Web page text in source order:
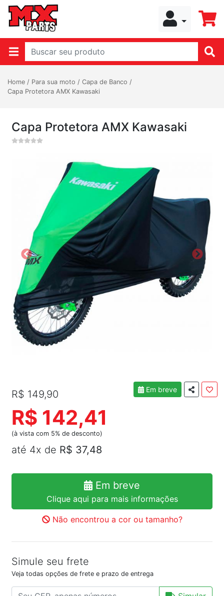
Home / Para sua moto / Capa de Banco /
Capa Protetora AMX Kawasaki
Capa Protetora AMX Kawasaki
Em breve
R$ 149,90
R$ 142,41
(à vista com 5% de desconto)
até 4x de R$ 37,48
Em breve
Clique aqui para mais informações
Não encontrou a cor ou tamanho?
Simule seu frete
Veja todas opções de frete e prazo de entrega